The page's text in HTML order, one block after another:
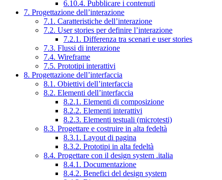
6.10.4. Pubblicare i contenuti
7. Progettazione dell’interazione
7.1. Caratteristiche dell’interazione
7.2. User stories per definire l’interazione
7.2.1. Differenza tra scenari e user stories
7.3. Flussi di interazione
7.4. Wireframe
7.5. Prototipi interattivi
8. Progettazione dell’interfaccia
8.1. Obiettivi dell’interfaccia
8.2. Elementi dell’interfaccia
8.2.1. Elementi di composizione
8.2.2. Elementi interattivi
8.2.3. Elementi testuali (microtesti)
8.3. Progettare e costruire in alta fedeltà
8.3.1. Layout di pagina
8.3.2. Prototipi in alta fedeltà
8.4. Progettare con il design system .italia
8.4.1. Documentazione
8.4.2. Benefici del design system